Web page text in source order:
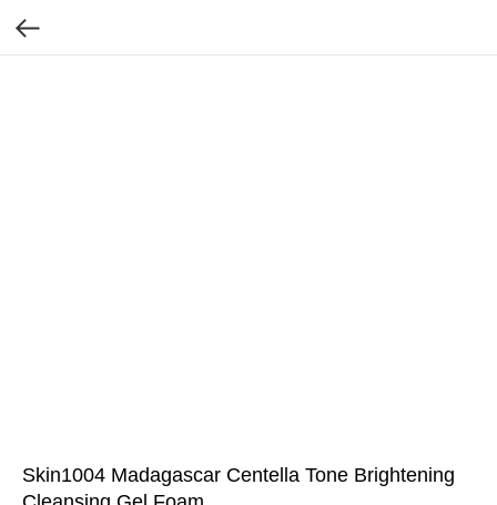
Skin1004 Madagascar Centella Tone Brightening